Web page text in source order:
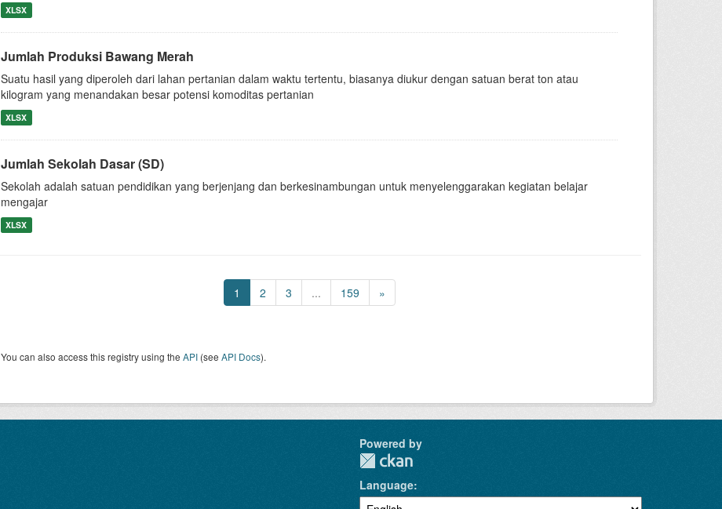
XLSX
Jumlah Produksi Bawang Merah
Suatu hasil yang diperoleh dari lahan pertanian dalam waktu tertentu, biasanya diukur dengan satuan berat ton atau
kilogram yang menandakan besar potensi komoditas pertanian
XLSX
Jumlah Sekolah Dasar (SD)
Sekolah adalah satuan pendidikan yang berjenjang dan berkesinambungan untuk menyelenggarakan kegiatan belajar
mengajar
XLSX
1 2 3 ... 159 »
You can also access this registry using the API (see API Docs).
Powered by
Language